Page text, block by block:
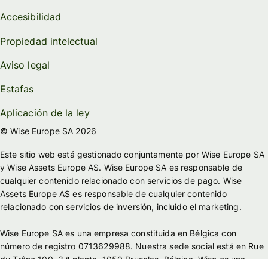
Accesibilidad
Propiedad intelectual
Aviso legal
Estafas
Aplicación de la ley
© Wise Europe SA 2026
Este sitio web está gestionado conjuntamente por Wise Europe SA
y Wise Assets Europe AS. Wise Europe SA es responsable de
cualquier contenido relacionado con servicios de pago. Wise
Assets Europe AS es responsable de cualquier contenido
relacionado con servicios de inversión, incluido el marketing.
Wise Europe SA es una empresa constituida en Bélgica con
número de registro 0713629988. Nuestra sede social está en Rue